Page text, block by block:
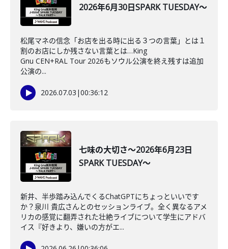
2026年6月30日SPARK TUESDAY～
松尾マネの信念「お店を出る時に出る３つの言葉」とは１
割のお店にしか残さない言葉とは…King
Gnu CEN+RAL Tour 2026もソウル公演を終え残すは追加
公演の...
2026.07.03 |00:36:12
七味の大切さ～2026年6月23日
SPARK TUESDAY～
新井、半歩踏み込んでくるChatGPTにちょっといいです
か？泉川 貴広さんとのセッションライブ。全く異なるアメ
リカの感覚に翻弄された壮絶ライブについて学生にアドバ
イス『好きより、嫌いの方がエ...